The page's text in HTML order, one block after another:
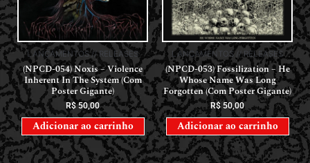
LANÇAMENTOS // RELEASES
(NPCD-054) Noxis – Violence
Inherent In The System (Com
Poster Gigante)
R$50,00
Adicionar ao carrinho
LANÇAMENTOS // RELEASES
(NPCD-053) Fossilization – He
Whose Name Was Long
Forgotten (Com Poster Gigante)
R$ 50,00
Adicionar ao carrinho